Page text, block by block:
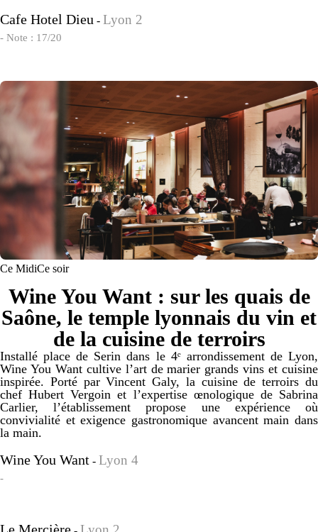
Cafe Hotel Dieu - Lyon 2
- Note : 17/20
Ce MidiCe soir
Wine You Want : sur les quais de
Saône, le temple lyonnais du vin et
de la cuisine de terroirs
Installé place de Serin dans le 4ᵉ arrondissement de Lyon,
Wine You Want cultive l’art de marier grands vins et cuisine
inspirée. Porté par Vincent Galy, la cuisine de terroirs du
chef Hubert Vergoin et l’expertise œnologique de Sabrina
Carlier, l’établissement propose une expérience où
convivialité et exigence gastronomique avancent main dans
la main.
Wine You Want - Lyon 4
-